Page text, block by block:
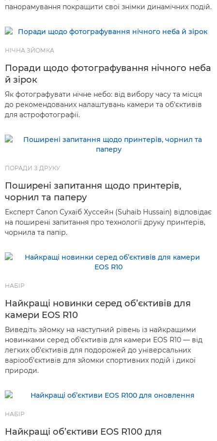
панорамування покращити свої знімки динамічних подій.
НІЧНА ЗЙОМКА
Поради щодо фотографування нічного неба
й зірок
Як фотографувати нічне небо: від вибору часу та місця
до рекомендованих налаштувань камери та об’єктивів
для астрофотографії.
ПОРАДИ З ДРУКУ
Поширені запитання щодо принтерів,
чорнил та паперу
Експерт Canon Сухаїб Хуссейн (Suhaib Hussain) відповідає
на поширені запитання про технології друку принтерів,
чорнила та папір.
НАБІР
Найкращі новинки серед об’єктивів для
камери EOS R10
Виведіть зйомку на наступний рівень із найкращими
новинками серед об’єктивів для камери EOS R10 — від
легких об’єктивів для подорожей до універсальних
варіооб’єктивів для зйомки спортивних подій і дикої
природи.
НАБІР
Найкращі об’єктиви EOS R100 для